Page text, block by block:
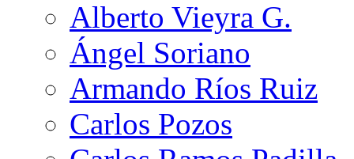
Alberto Vieyra G.
Ángel Soriano
Armando Ríos Ruiz
Carlos Pozos